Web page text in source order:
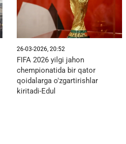
26-03-2026, 20:52
FIFA 2026 yilgi jahon
chempionatida bir qator
qoidalarga o'zgartirishlar
kiritadi-Edul